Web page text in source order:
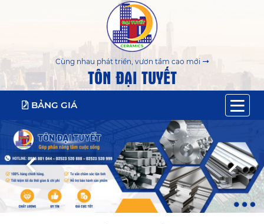
Cùng nhau phát triển, vươn tầm cao mới
TÔN ĐẠI TUYẾT
BẢNG GIÁ